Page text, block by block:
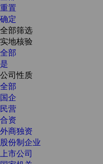
重置
确定
全部筛选
实地核验
全部
是
公司性质
全部
国企
民营
合资
外商独资
股份制企业
上市公司